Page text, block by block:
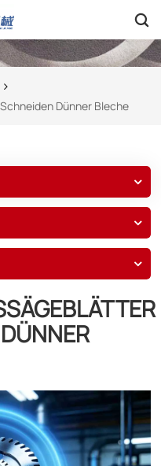
Dünner Bleche